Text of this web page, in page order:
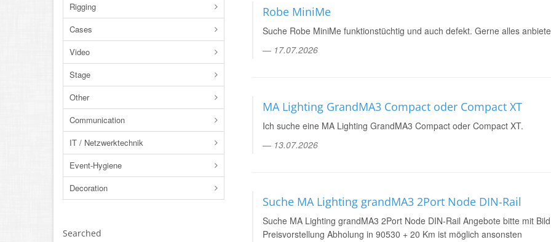
Rigging
Cases
Video
Stage
Other
Communication
IT / Netzwerktechnik
Event-Hygiene
Decoration
Searched
Robe MiniMe
Suche Robe MiniMe funktionstüchtig und auch defekt. Gerne alles
17.07.2026
MA Lighting GrandMA3 Compact oder Compact XT
Ich suche eine MA Lighting GrandMA3 Compact oder Compact XT.
13.07.2026
Suche MA Lighting grandMA3 2Port Node DIN-Rail
Suche MA Lighting grandMA3 2Port Node DIN-Rail Angebote bitte mit
Preisvorstellung Abholung in 90530 + 20 Km ist möglich ansonsten